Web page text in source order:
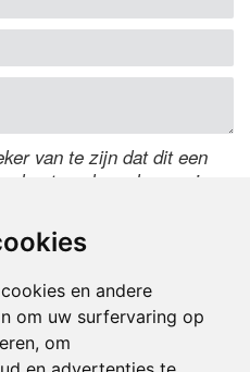
en andere
om uw surfervaring op
om
van te zijn dat dit een
code over in